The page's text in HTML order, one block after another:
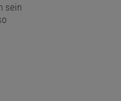
sein